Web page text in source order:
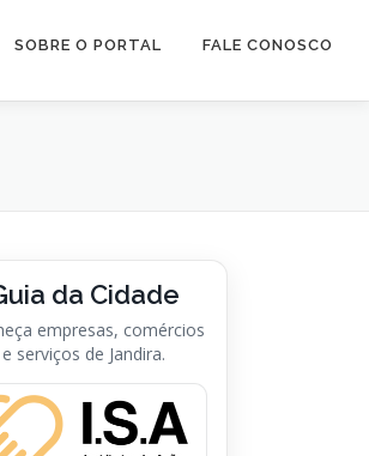
SOBRE O PORTAL FALE CONOSCO
da Cidade
empresas, comércios
e serviços de Jandira.